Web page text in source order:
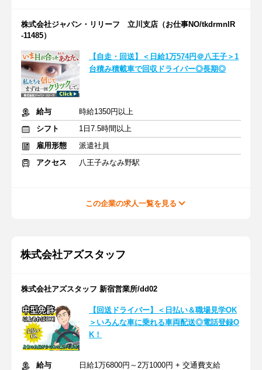
株式会社ジャパン・リリーフ 立川支店（お仕事NO/tkdrmnlR
-11485）
【自走・回送】＜日給1万574円＠八王子＞1
台積み積載車で回収ドライバー◎長期◎
給与
時給1350円以上
シフト
1日7.5時間以上
雇用形態
派遣社員
アクセス
八王子みなみ野駅
この企業の求人一覧を見る
株式会社アズスタッフ
株式会社アズスタッフ 新宿営業所/dd02
【回送ドライバー】＜日払い＆職場見学OK
＞いろんな車に乗れる車両配送◎電話登録O
K！
給与
日給1万6800円～2万1000円 + 交通費支給